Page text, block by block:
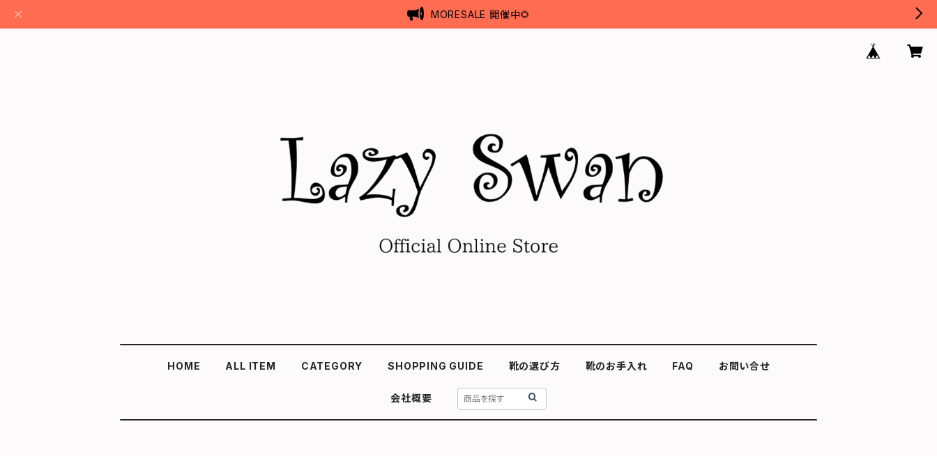
MORESALE 開催中🌻
HOME ALL ITEM CATEGORY SHOPPING GUIDE 靴の選び方 靴のお手入れ FAQ お問い合せ
会社概要